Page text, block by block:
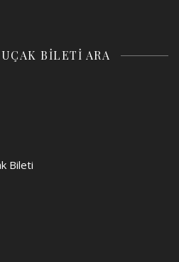
BİLETİ ARA
Bileti